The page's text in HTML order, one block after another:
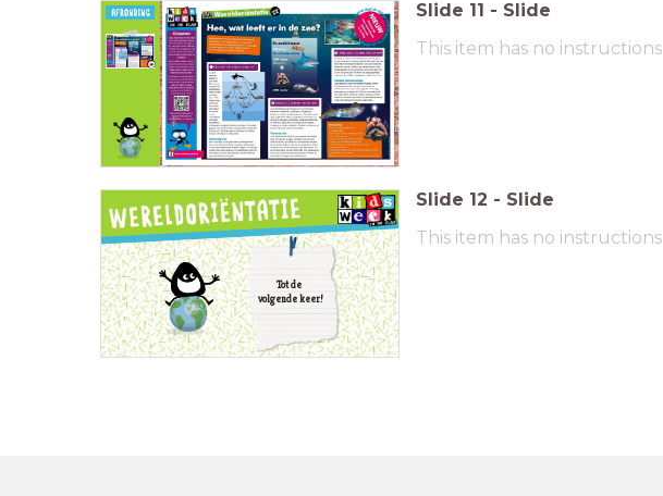
Antwoord gevonden
op je vraag? Schrijf
het antwoord op een
andere kleur post-it en
plak deze bij de vraag
op de vragenmuur.
Zijn er nieuwe
vragen
ontstaan?
Schrijf ze op
post-its.
Slide 11 - Slide
This item has no instructions
Tot de
volgende keer!
Slide 12 - Slide
This item has no instructions